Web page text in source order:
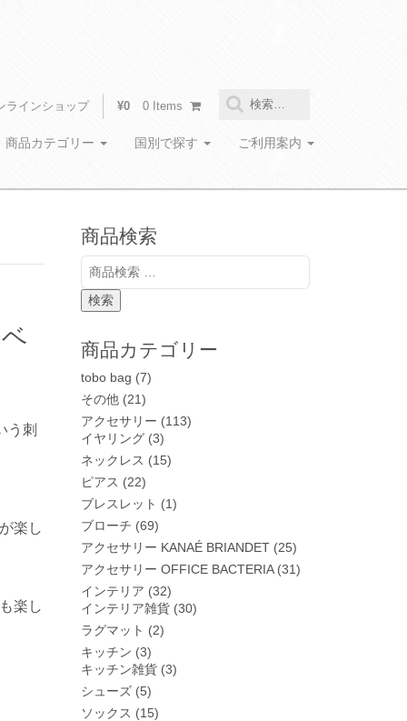
ラインショップ
検
索
¥0 0 Items
商品カテゴリー 国別で探す ご利用案内
う刺
楽し
楽し
商品検索
検
索
対
象:
検索
商品カテゴリー
tobo bag (7)
その他 (21)
アクセサリー (113)
イヤリング (3)
ネックレス (15)
ピアス (22)
ブレスレット (1)
ブローチ (69)
アクセサリー KANAÉ BRIANDET (25)
アクセサリー OFFICE BACTERIA (31)
インテリア (32)
インテリア雑貨 (30)
ラグマット (2)
キッチン (3)
キッチン雑貨 (3)
シューズ (5)
ソックス (15)